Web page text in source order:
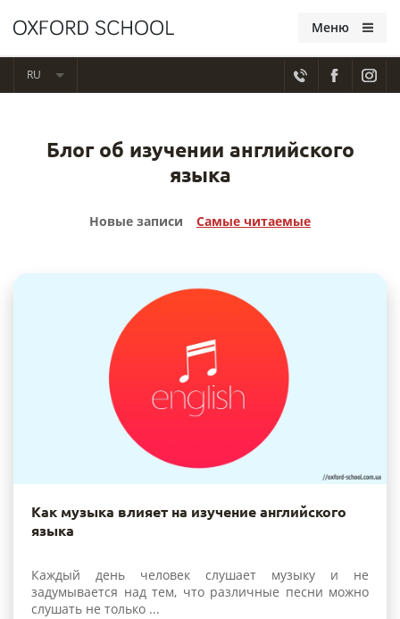
RU
Меню
Блог об изучении английского
языка
Новые записи Самые читаемые
Как музыка влияет на изучение английского
языка
Каждый день человек слушает музыку и не
задумывается над тем, что различные песни можно
слушать не только ...